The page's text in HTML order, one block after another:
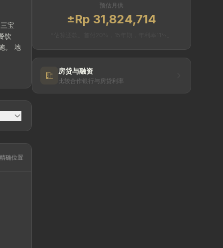
饮
确位置
预估月供
±Rp 31,824,714
房贷与融资
比较合作银行与房贷利率